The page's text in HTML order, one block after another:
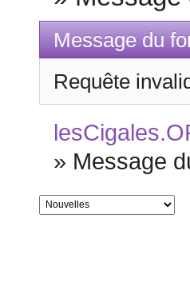
Message du
Requête
» Message